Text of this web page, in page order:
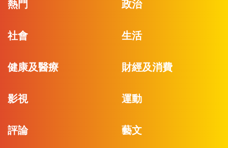
熱門 政治
社會 生活
健康及醫療 財經及消費
影視 運動
評論 藝文